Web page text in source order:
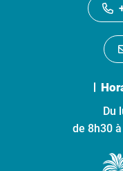
Du
de 8h30